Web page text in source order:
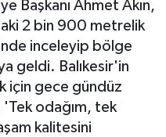
Başkanı Ahmet Akın,
2 bin 900 metrelik
inceleyip bölge
geldi. Balıkesir'in
için gece gündüz
'Tek odağım, tek
kalitesini